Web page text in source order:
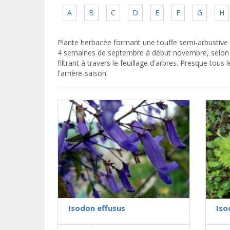
A B C D E F G H
Plante herbacée formant une touffe semi-
4 semaines de septembre à début novembre,
filtrant à travers le feuillage d'arbres. Presque
l'arrière-saison.
Isodon effusus